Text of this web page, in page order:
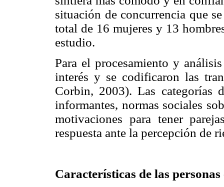
situación de concurrencia que
total de 16 mujeres y 13
estudio.
Para el procesamiento y
interés y se codificaron las
Corbin, 2003). Las categorías
informantes, normas sociales
motivaciones para tener
respuesta ante la percepción de
Características de las